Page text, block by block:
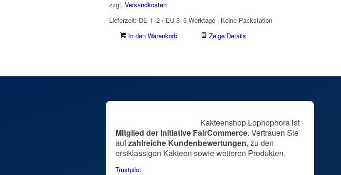
zzgl. Versandkosten
Lieferzeit: DE 1–2 / EU 3–5 Werktage | Keine Packstation
In den Warenkorb
Zeige Details
Kakteenshop Lophophora ist
Mitglied der Initiative FairCommerce. Vertrauen Sie
aufzahlreiche Kundenbewertungen, zu den
erstklassigen Kakteen sowie weiteren Produkten.
Trustpilot